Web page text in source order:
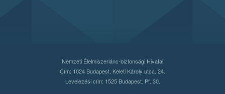
Nemzeti Élelmiszerlánc-biztonsági Hivatal
Cím: 1024 Budapest, Keleti Károly utca. 24.
Levelezési cím: 1525 Budapest. Pf. 30.